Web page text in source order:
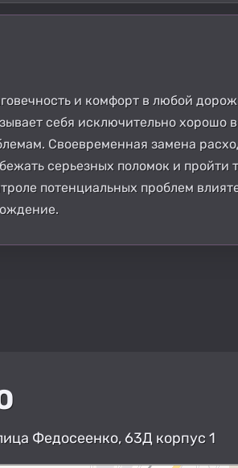
и комфорт в любой
себя исключительно хорошо
Своевременная замена
серьезных поломок и пройти
потенциальных проблем
Федосеенко, 63Д корпус 1